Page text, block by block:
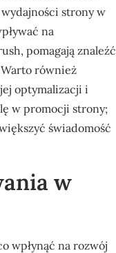
strony w
na
pomagają znaleźć
również
optymalizacji i
w promocji strony;
świadomość
w
wpłynąć na rozwój